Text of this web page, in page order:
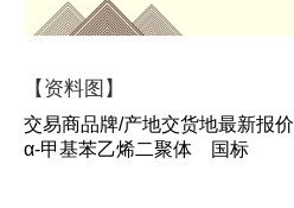
【资料图】
交易商品牌/产地交货地最新报价
α-甲基苯乙烯二聚体 国标